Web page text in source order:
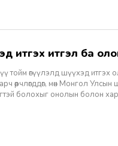
итгэх итгэл ба
тойм өгүүлэлд шүүхэд итгэх
өөрчлөгддөг, мөн Монгол
болохыг онолын болон